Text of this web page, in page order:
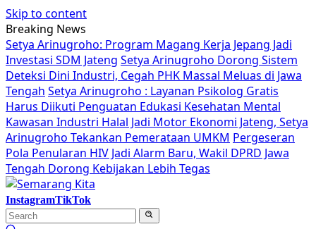
Skip to content
Breaking News
Setya Arinugroho: Program Magang Kerja Jepang Jadi
Investasi SDM Jateng Setya Arinugroho Dorong Sistem
Deteksi Dini Industri, Cegah PHK Massal Meluas di Jawa
Tengah Setya Arinugroho : Layanan Psikolog Gratis
Harus Diikuti Penguatan Edukasi Kesehatan Mental
Kawasan Industri Halal Jadi Motor Ekonomi Jateng, Setya
Arinugroho Tekankan Pemerataan UMKM Pergeseran
Pola Penularan HIV Jadi Alarm Baru, Wakil DPRD Jawa
Tengah Dorong Kebijakan Lebih Tegas
InstagramTikTok